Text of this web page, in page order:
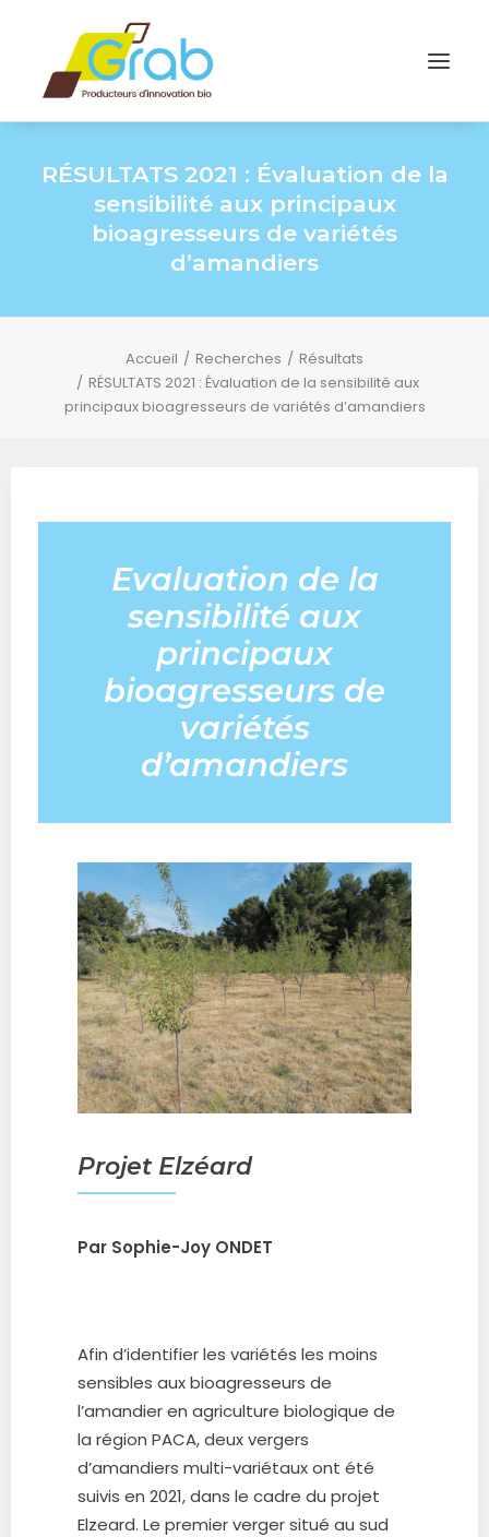
RÉSULTATS 2021 : Évaluation de la
sensibilité aux principaux
bioagresseurs de variétés
d’amandiers
Accueil Recherches
Résultats
RÉSULTATS 2021 : Évaluation de la sensibilité aux
principaux bioagresseurs de variétés d’amandiers
Evaluation de la
sensibilité aux
principaux
bioagresseurs de
variétés
d’amandiers
Projet Elzéard
Par Sophie-Joy ONDET
Afin d’identifier les variétés les moins
sensibles aux bioagresseurs de
l’amandier en agriculture biologique de
la région PACA, deux vergers
d’amandiers multi-variétaux ont été
suivis en 2021, dans le cadre du projet
Elzeard. Le premier verger situé au sud